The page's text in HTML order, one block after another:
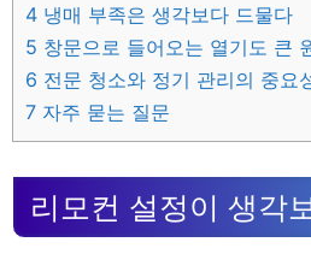
4 냉매 부족은 생각보다 드물다
5 창문으로 들어오는 열기도 큰
6 전문 청소와 정기 관리의 중요
7 자주 묻는 질문
리모컨 설정이 생각